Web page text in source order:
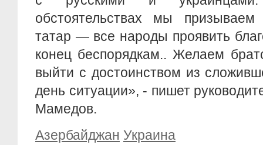
обстоятельствах мы призываем
татар — все народы проявить
конец беспорядкам.. Желаем
выйти с достоинством из
день ситуации», - пишет
Мамедов.
Азербайджан Украина